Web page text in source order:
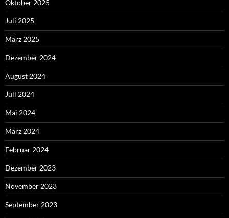
Oktober 2025
Juli 2025
März 2025
Dezember 2024
August 2024
Juli 2024
Mai 2024
März 2024
Februar 2024
Dezember 2023
November 2023
September 2023